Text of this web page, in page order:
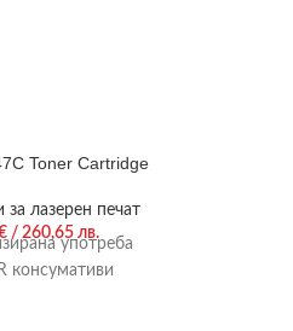
Toner Cartridge
за лазерен печат
/ 260,65 лв.
употреба
консумативи